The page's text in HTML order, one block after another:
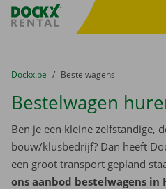
Fratello DEMO
U bevindt zich hier:
van
Dockx.be naar
Bestelwagens
Bestelwagen
Ben je een kleine zelfstandige,
bouw/klusbedrijf? Dan heeft
een groot transport gepland
ons aanbod bestelwagens in